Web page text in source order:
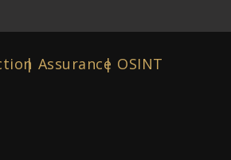
| Assurance| OSINT